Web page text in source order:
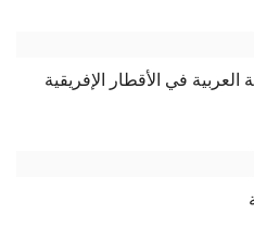
العربية في الأقطار الإفريقية